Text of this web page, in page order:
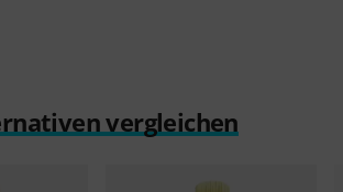
vergleichen